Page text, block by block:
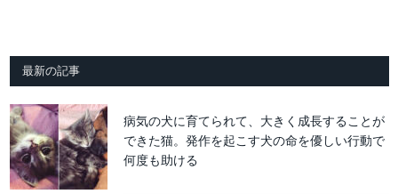
最新の記事
病気の犬に育てられて、大きく成長することが
できた猫。発作を起こす犬の命を優しい行動で
何度も助ける